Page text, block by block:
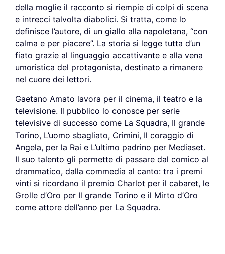
della moglie il racconto si riempie di colpi di scena
e intrecci talvolta diabolici. Si tratta, come lo
definisce l’autore, di un giallo alla napoletana, “con
calma e per piacere”. La storia si legge tutta d’un
fiato grazie al linguaggio accattivante e alla vena
umoristica del protagonista, destinato a rimanere
nel cuore dei lettori.
Gaetano Amato lavora per il cinema, il teatro e la
televisione. Il pubblico lo conosce per serie
televisive di successo come La Squadra, Il grande
Torino, L’uomo sbagliato, Crimini, Il coraggio di
Angela, per la Rai e L’ultimo padrino per Mediaset.
Il suo talento gli permette di passare dal comico al
drammatico, dalla commedia al canto: tra i premi
vinti si ricordano il premio Charlot per il cabaret, le
Grolle d’Oro per Il grande Torino e il Mirto d’Oro
come attore dell’anno per La Squadra.